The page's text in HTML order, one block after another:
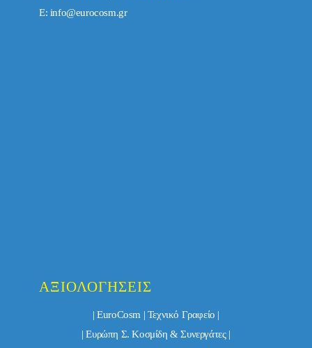
E: info@eurocosm.gr
ΑΞΙΟΛΟΓΉΣΕΙΣ
| EuroCosm | Τεχνικό Γραφείο |
| Ευρώπη Σ. Κοσμίδη & Συνεργάτες |